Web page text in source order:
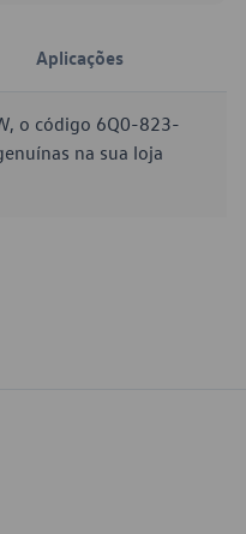
Aplicações
o código 6Q0-823-
na sua loja